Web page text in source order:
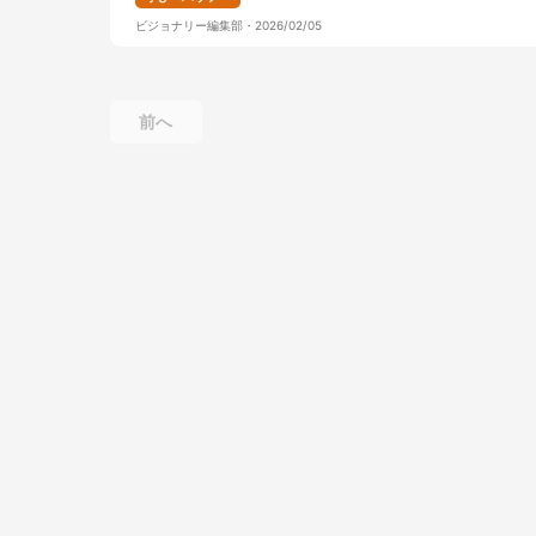
ビジョナリー編集部 ・ 2026/02/05
前へ